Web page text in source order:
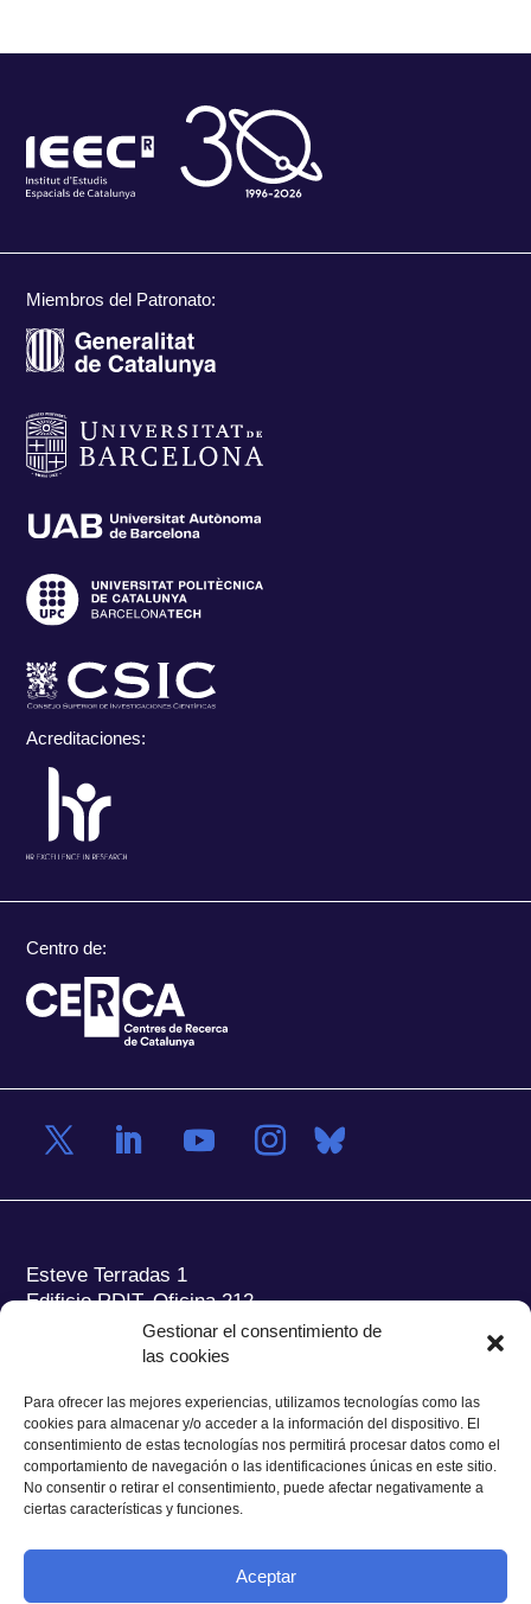
Gestionar el consentimiento de
las cookies
Para ofrecer las mejores experiencias, utilizamos tecnologías como las
cookies para almacenar y/o acceder a la información del dispositivo. El
consentimiento de estas tecnologías nos permitirá procesar datos como el
comportamiento de navegación o las identificaciones únicas en este sitio.
No consentir o retirar el consentimiento, puede afectar negativamente a
ciertas características y funciones.
Aceptar
Miembros del Patronato:
Acreditaciones:
Centro de:
Esteve Terradas 1
Edificio RDIT, Oficina 212
Parc Mediterrani de la Tecnologia (PMT) Campus
08860 Castelldefels (Barcelona)
Tel.:+34 93 280 2088
Fax:+34 93 280 6395
E-mail:ieec@ieec.cat